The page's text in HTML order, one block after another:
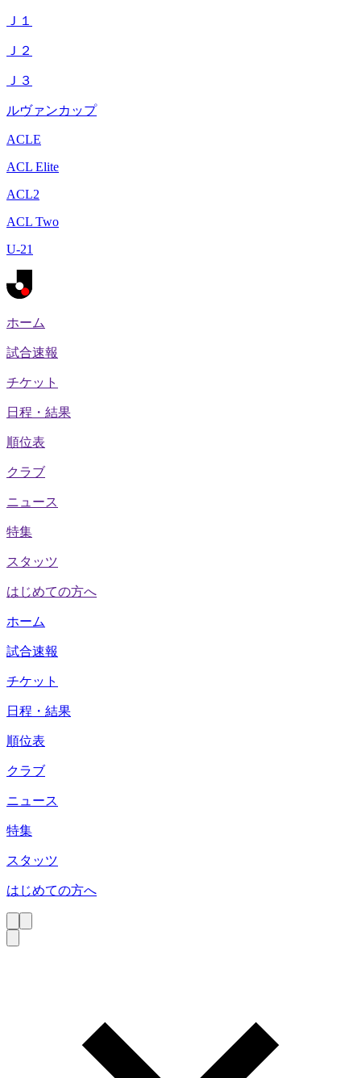
Ｊ１
Ｊ２
Ｊ３
ルヴァンカップ
ACLE
ACL Elite
ACL2
ACL Two
U-21
ホーム
試合速報
チケット
日程・結果
順位表
クラブ
ニュース
特集
スタッツ
はじめての方へ
ホーム
試合速報
チケット
日程・結果
順位表
クラブ
ニュース
特集
スタッツ
はじめての方へ